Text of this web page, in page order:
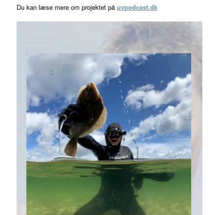
Du kan læse mere om projektet på uvpodcast.dk